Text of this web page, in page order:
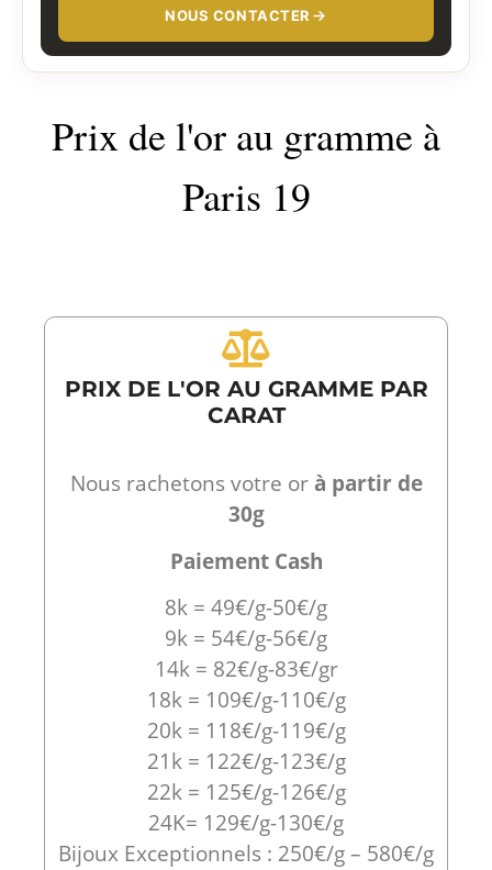
NOUS CONTACTER
Prix de l'or au gramme à
Paris 19
PRIX DE L'OR AU GRAMME PAR
CARAT
Nous rachetons votre orà partir de
30g
Paiement Cash
8k = 49€/g-50€/g
9k = 54€/g-56€/g
14k = 82€/g-83€/gr
18k = 109€/g-110€/g
20k = 118€/g-119€/g
21k = 122€/g-123€/g
22k = 125€/g-126€/g
24K= 129€/g-130€/g
Bijoux Exceptionnels : 250€/g – 580€/g